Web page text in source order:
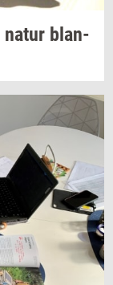
natur blan­